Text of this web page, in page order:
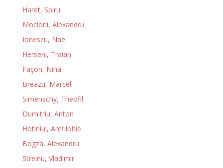
Haret, Spiru
Mocioni, Alexandru
Ionescu, Nae
Herseni, Traian
Façon, Nina
Breazu, Marcel
Simenschy, Theofil
Dumitriu, Anton
Hotiniul, Amfilohie
Bogza, Alexandru
Streinu, Vladimir